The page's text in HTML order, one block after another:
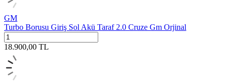
GM
Turbo Borusu Giriş Sol Akü Taraf 2.0 Cruze Gm Orjinal
18.900,00 TL